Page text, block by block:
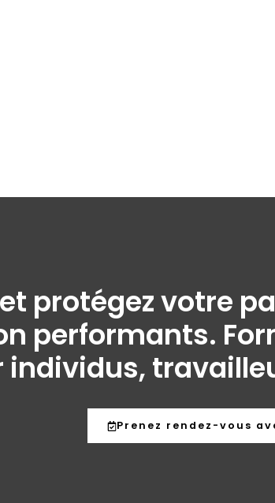
protégez votre
performants.
Prenez rendez-vous